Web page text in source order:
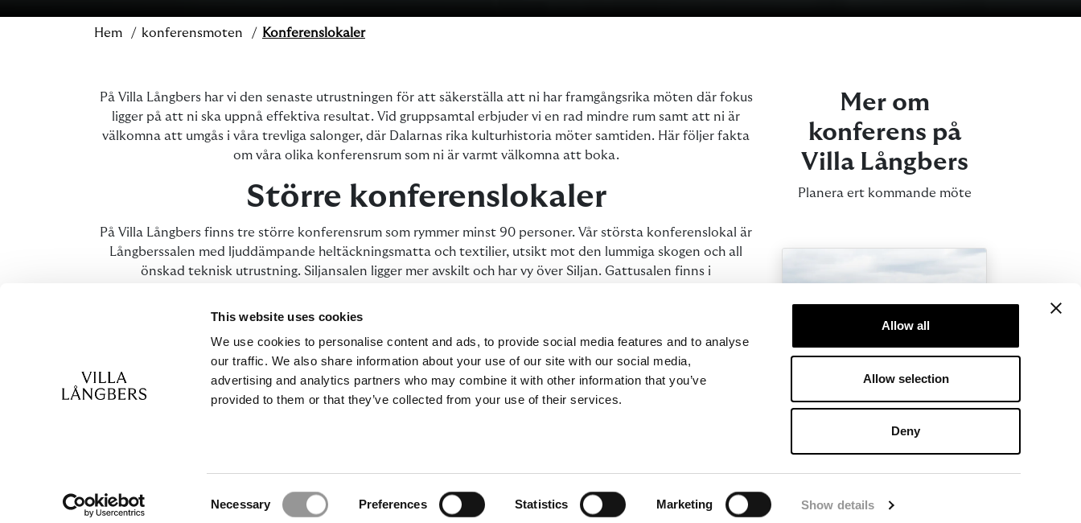
This website uses cookies
We use cookies to personalise content and ads, to provide social media features and to analyse
our traffic. We also share information about your use of our site with our social media,
advertising and analytics partners who may combine it with other information that you’ve
provided to them or that they’ve collected from your use of their services.
Necessary Preferences Statistics Marketing Show details
Allow all
Allow selection
Deny
Hem konferensmoten Konferenslokaler
På Villa Långbers har vi den senaste utrustningen för att säkerställa att ni har framgångsrika möten där fokus
ligger på att ni ska uppnå effektiva resultat. Vid gruppsamtal erbjuder vi en rad mindre rum samt att ni är
välkomna att umgås i våra trevliga salonger, där Dalarnas rika kulturhistoria möter samtiden. Här följer fakta
om våra olika konferensrum som ni är varmt välkomna att boka.
Större konferenslokaler
På Villa Långbers finns tre större konferensrum som rymmer minst 90 personer. Vår största konferenslokal är
Långberssalen med ljuddämpande heltäckningsmatta och textilier, utsikt mot den lummiga skogen och all
önskad teknisk utrustning. Siljansalen ligger mer avskilt och har vy över Siljan. Gattusalen finns i
historiska rum Koralen där dalmåleri pryder väggarna. Ett utmärkt komplement för gruppsamtal och för er som
Grupprum
I Ängsgården som ligger 50 meter från huvudbyggnaden ligger fem individuellt och personligt inredda
Mer om
konferens på
Villa Långbers
Planera ert kommande möte
Konferensaktiviteter
Det ska vara enkelt att